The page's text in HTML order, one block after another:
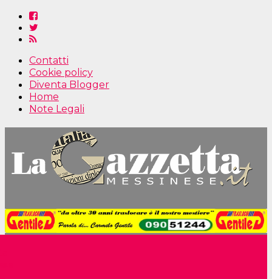
Contatti
Cookie policy
Diventa Blogger
Home
Note Legali